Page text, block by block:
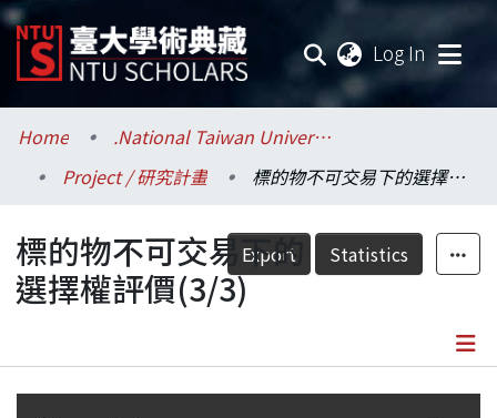
Log In
Communities & Collections
Research Outputs
Fundings & Projects
Researchers
Statistics
Home
.National Taiwan University / 國立臺灣大學
Project / 研究計畫
標的物不可交易下的選擇權評價(3/3)
Export Statistics
標的物不可交易下的
選擇權評價(3/3)
Details